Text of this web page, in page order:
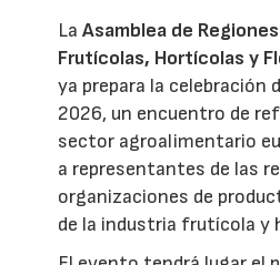
LaAsamblea de
Frutícolas, Hortícolas y
ya prepara la celebración
2026, un encuentro de
sector agroalimentario
a representantes de las
organizaciones de
de la industria frutícola y